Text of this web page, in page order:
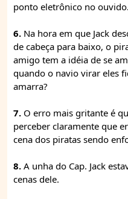
ponto eletrônico no
6. Na hora em que Jack
de cabeça para baixo, o
amigo tem a idéia de se
quando o navio virar eles
amarra?
7. O erro mais gritante é
perceber claramente que
cena dos piratas sendo
8. A unha do Cap. Jack
cenas dele.